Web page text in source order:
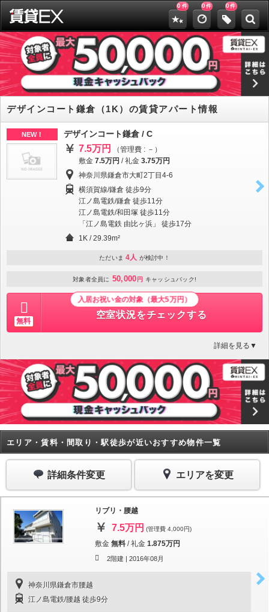
0 件 0件 0件
デザインコート鎌倉（1K）の賃貸アパート情報
NEW！ デザインコート鎌倉 / C
7.5万円
（管理費 : －）
敷金 7.5万円 /礼金 3.75万円
神奈川県鎌倉市大町2丁目4-6
横須賀線/鎌倉 徒歩9分
江ノ島電鉄/鎌倉 徒歩11分
江ノ島電鉄/和田塚 徒歩11分
「江ノ島電鉄 由比ヶ浜」 徒歩17分
1K / 29.39m²
ただいま 4人 が検討中！
対象者全員に 50,000 円 キャッシュバック!
無料
入居お祝い金の対象（最大5万円）
空室状況をチェックする
詳細を見る▼
エリア・賃料・間取り・駅徒歩が近いおすすめ物件一覧
詳細条件変更 エリアを変更
リブリ・腰越
7.5万円 (管理費 4,000円)
敷金 無料 /礼金 1.875万円
2階建 | 2016年08月
神奈川県鎌倉市腰越
江ノ島電鉄/腰越 徒歩9分